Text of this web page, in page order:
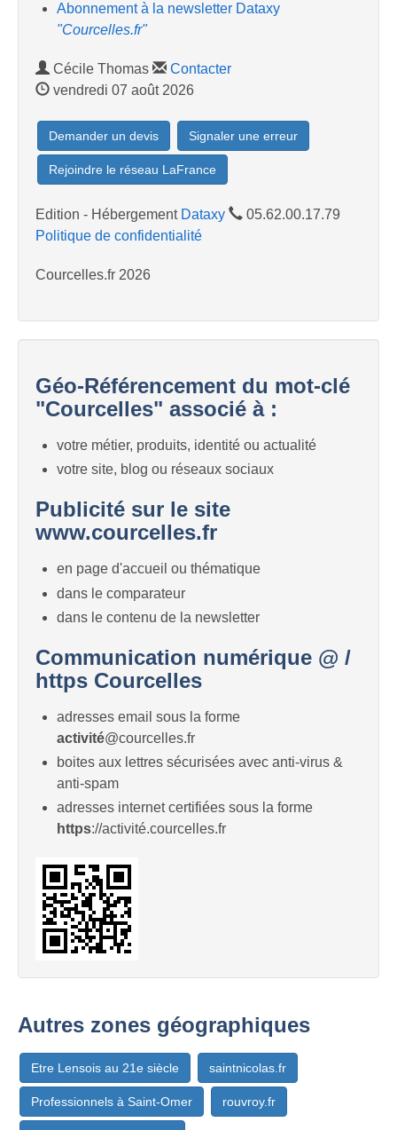
Abonnement à la newsletter Dataxy
"Courcelles.fr"
Cécile Thomas
Contacter
vendredi 07 août 2026
Demander un devis Signaler une erreur
Rejoindre le réseau LaFrance
Edition - Hébergement Dataxy
05.62.00.17.79
Politique de confidentialité
Courcelles.fr 2026
Géo-Référencement du mot-clé
"Courcelles" associé à :
votre métier, produits, identité ou actualité
votre site, blog ou réseaux sociaux
Publicité sur le site
www.courcelles.fr
en page d'accueil ou thématique
dans le comparateur
dans le contenu de la newsletter
Communication numérique @ /
https Courcelles
adresses email sous la forme
activité@courcelles.fr
boites aux lettres sécurisées avec anti-virus &
anti-spam
adresses internet certifiées sous la forme
https://activité.courcelles.fr
Autres zones géographiques
Etre Lensois au 21e siècle saintnicolas.fr
Professionnels à Saint-Omer rouvroy.fr